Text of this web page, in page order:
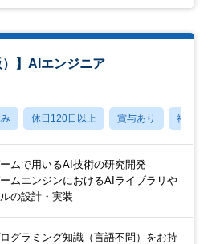
）】AIエンジニア
休日120日以上 賞与あり 社宅・
ームで用いるAI技術の研究開発
ームエンジンにおけるAIライブラリや
の設計・実装
ログラミング知識（言語不問）をお持